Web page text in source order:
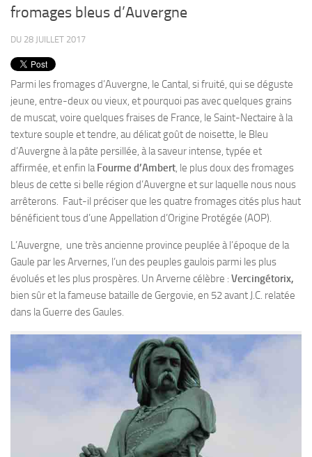
Entrées
Plats
Desserts
Sauces
fromages bleus d’Auvergne
DU 28 JUILLET 2017
Parmi les fromages d’Auvergne, le Cantal, si fruité, qui se déguste
jeune, entre-deux ou vieux, et pourquoi pas avec quelques grains
de muscat, voire quelques fraises de France, le Saint-Nectaire à la
texture souple et tendre, au délicat goût de noisette, le Bleu
d’Auvergne à la pâte persillée, à la saveur intense, typée et
affirmée, et enfin la Fourme d’Ambert, le plus doux des fromages
bleus de cette si belle région d’Auvergne et sur laquelle nous nous
arrêterons. Faut-il préciser que les quatre fromages cités plus haut
bénéficient tous d’une Appellation d’Origine Protégée (AOP).
L’Auvergne, une très ancienne province peuplée à l’époque de la
Gaule par les Arvernes, l’un des peuples gaulois parmi les plus
évolués et les plus prospères. Un Arverne célèbre : Vercingétorix,
bien sûr et la fameuse bataille de Gergovie, en 52 avant J.C. relatée
dans la Guerre des Gaules.